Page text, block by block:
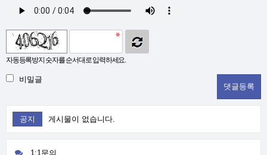
자동등록방지 숫자를 순서대로 입력하세요.
비밀글
공지 게시물이 없습니다.
1:1문의